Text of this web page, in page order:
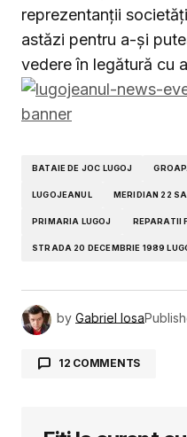
reprezentanții
astăzi pentru a-și
vedere în legătură cu
BATAIE DE JOC LUGOJ
LUGOJEANUL MERIDIAN 22
PRIMARIA LUGOJ REPARATII
STRADA 20 DECEMBRIE 1989
by Gabriel Iosa
12 COMMENTS